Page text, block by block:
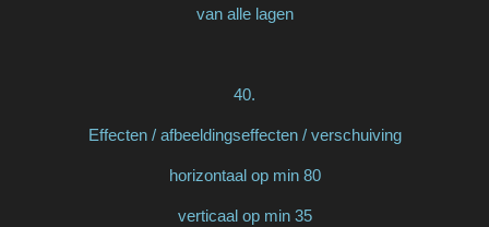
van alle lagen
40.
Effecten / afbeeldingseffecten / verschuiving
horizontaal op min 80
verticaal op min 35